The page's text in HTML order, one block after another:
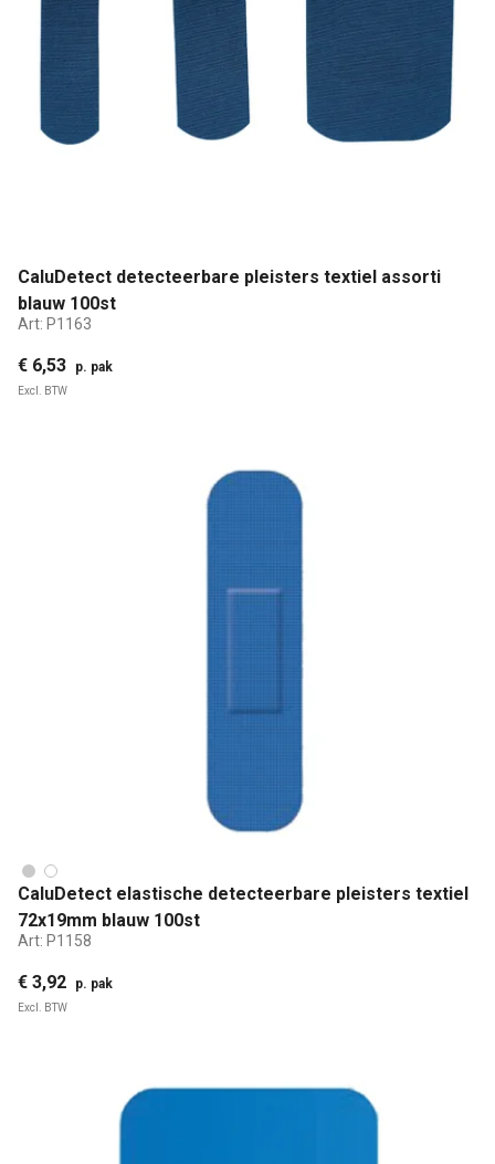
CaluDetect detecteerbare pleisters textiel assorti
blauw 100st
Art: P1163
€ 6,53 p. pak
Excl. BTW
CaluDetect elastische detecteerbare pleisters textiel
72x19mm blauw 100st
Art: P1158
€ 3,92 p. pak
Excl. BTW